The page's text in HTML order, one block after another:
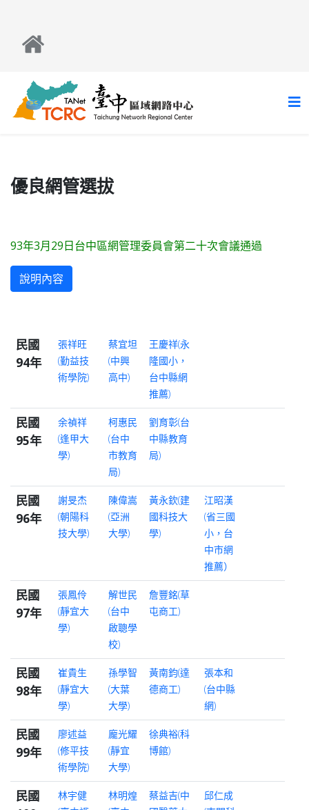
優良網管選拔
93年3月29日台中區網管理委員會第二十次會議通過
說明內容
民國
94年
張祥旺
(勤益技
術學院)
蔡宜坦
(中興
高中)
王慶祥(永
隆國小，
台中縣網
推薦)
民國
95年
余禎祥
(逢甲大
學)
柯惠民
(台中
市教育
局)
劉育彰(台
中縣教育
局)
民國
96年
謝旻杰
(朝陽科
技大學)
陳偉嵩
(亞洲
大學)
黃永欽(建
國科技大
學)
江昭漢
(省三國
小，台
中市網
推薦）
民國
97年
張鳳伶
(靜宜大
學)
解世民
(台中
啟聰學
校)
詹豐銘(草
屯商工)
民國
98年
崔貴生
(靜宜大
學)
孫學智
(大葉
大學)
黃南鈞(達
德商工)
張本和
(台中縣
網)
民國
99年
廖述益
(修平技
術學院)
龐光耀
(靜宜
大學)
徐典裕(科
博館)
民國
林宇健
林明煌
蔡益吉(中
邱仁成